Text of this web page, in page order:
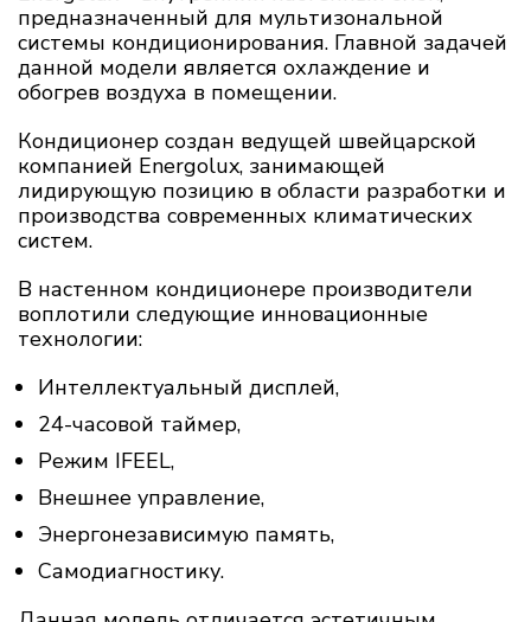
предназначенный для мультизональной
системы кондиционирования. Главной задачей
данной модели является охлаждение и
обогрев воздуха в помещении.
Кондиционер создан ведущей швейцарской
компанией Energolux, занимающей
лидирующую позицию в области разработки и
производства современных климатических
систем.
В настенном кондиционере производители
воплотили следующие инновационные
технологии:
Интеллектуальный дисплей,
24-часовой таймер,
Режим IFEEL,
Внешнее управление,
Энергонезависимую память,
Самодиагностику.